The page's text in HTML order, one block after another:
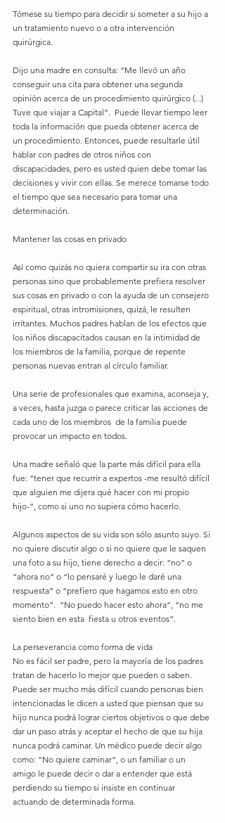
Tómese su tiempo para decidir si someter a su hijo a
un tratamiento nuevo o a otra intervención
quirúrgica.
Dijo una madre en consulta: “Me llevó un año
conseguir una cita para obtener una segunda
opinión acerca de un procedimiento quirúrgico (...)
Tuve que viajar a Capital”.  Puede llevar tiempo leer
toda la información que pueda obtener acerca de
un procedimiento. Entonces, puede resultarle útil
hablar con padres de otros niños con
discapacidades, pero es usted quien debe tomar las
decisiones y vivir con ellas. Se merece tomarse todo
el tiempo que sea necesario para tomar una
determinación.
Mantener las cosas en privado
Así como quizás no quiera compartir su ira con otras
personas sino que probablemente prefiera resolver
sus cosas en privado o con la ayuda de un consejero
espiritual, otras intromisiones, quizá, le resulten
irritantes. Muchos padres hablan de los efectos que
los niños discapacitados causan en la intimidad de
los miembros de la familia, porque de repente
personas nuevas entran al círculo familiar.
Una serie de profesionales que examina, aconseja y,
a veces, hasta juzga o parece criticar las acciones de
cada uno de los miembros  de la familia puede
provocar un impacto en todos.
Una madre señaló que la parte más difícil para ella
fue: “tener que recurrir a expertos -me resultó difícil
que alguien me dijera qué hacer con mi propio
hijo-”, como si uno no supiera cómo hacerlo.
Algunos aspectos de su vida son sólo asunto suyo. Si
no quiere discutir algo o si no quiere que le saquen
una foto a su hijo, tiene derecho a decir: “no” o
“ahora no” o “lo pensaré y luego le daré una
respuesta” o “prefiero que hagamos esto en otro
momento”.  “No puedo hacer esto ahora”, “no me
siento bien en esta  fiesta u otros eventos”.
La perseverancia como forma de vida
No es fácil ser padre, pero la mayoría de los padres
tratan de hacerlo lo mejor que pueden o saben.
Puede ser mucho más difícil cuando personas bien
intencionadas le dicen a usted que piensan que su
hijo nunca podrá lograr ciertos objetivos o que debe
dar un paso atrás y aceptar el hecho de que su hija
nunca podrá caminar. Un médico puede decir algo
como: “No quiere caminar”, o un familiar o un
amigo le puede decir o dar a entender que está
perdiendo su tiempo si insiste en continuar
actuando de determinada forma.